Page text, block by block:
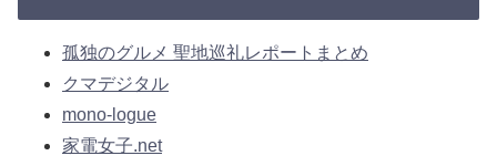
孤独のグルメ 聖地巡礼レポートまとめ
クマデジタル
mono-logue
家電女子.net